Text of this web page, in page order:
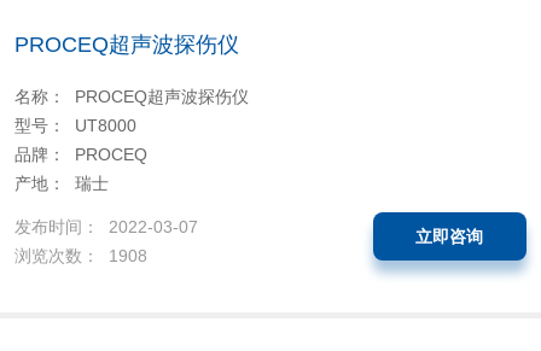
PROCEQ超声波探伤仪
名称： PROCEQ超声波探伤仪
型号： UT8000
品牌： PROCEQ
产地： 瑞士
发布时间： 2022-03-07
浏览次数： 1908
立即咨询